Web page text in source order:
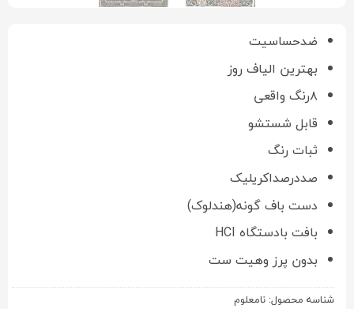
ضدحساسیت
بهترین الیاف روز
۸رنگ واقعی
قابل شستشو
ثبات رنگ
صددرصداکریلیک
دست باف گونه(هندلوک)
بافت بادستگاه HCI
بدون پرز وهیت ست
شناسه محصول: نامعلوم